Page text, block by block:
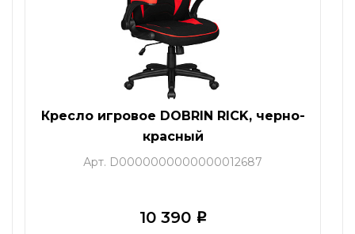
Кресло игровое DOBRIN RICK, черно-
красный
Арт. D0000000000000012687
10 390 i